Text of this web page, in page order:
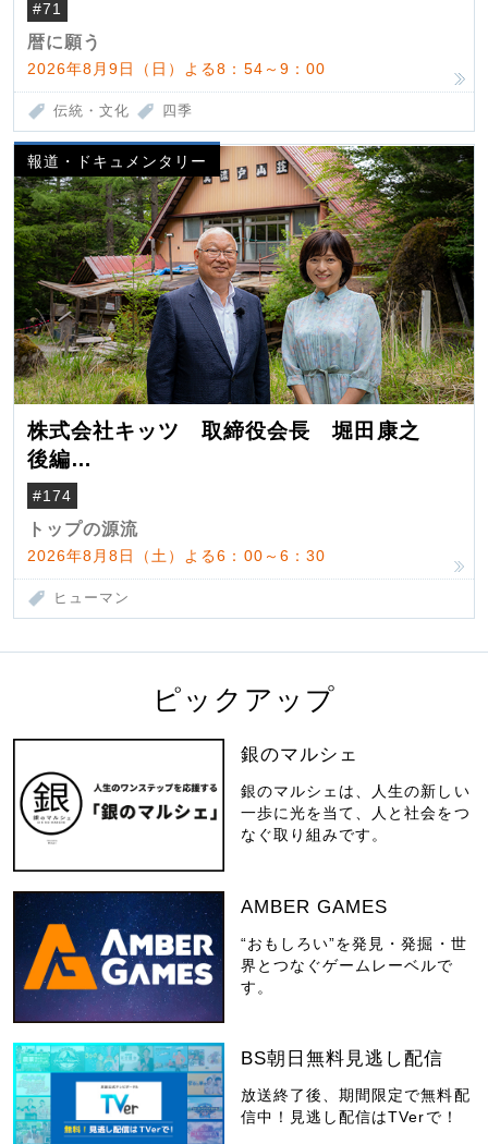
#71
暦に願う
2026年8月9日（日）よる8：54～9：00
伝統・文化 四季
報道・ドキュメンタリー
株式会社キッツ 取締役会長 堀田康之
後編
米国駐在でも浮かんだ八ヶ岳 山小屋を営
んだ父母
#174
トップの源流
2026年8月8日（土）よる6：00～6：30
ヒューマン
ピックアップ
銀のマルシェ
銀のマルシェは、人生の新しい
一歩に光を当て、人と社会をつ
なぐ取り組みです。
AMBER GAMES
“おもしろい”を発見・発掘・世
界とつなぐゲームレーベルで
す。
BS朝日無料見逃し配信
放送終了後、期間限定で無料配
信中！見逃し配信はTVerで！